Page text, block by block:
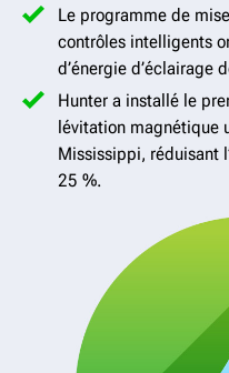
Le programme de
contrôles intelligents
d’énergie d’éclairage
Hunter a installé le
lévitation magnétique
Mississippi, réduisant
25 %.